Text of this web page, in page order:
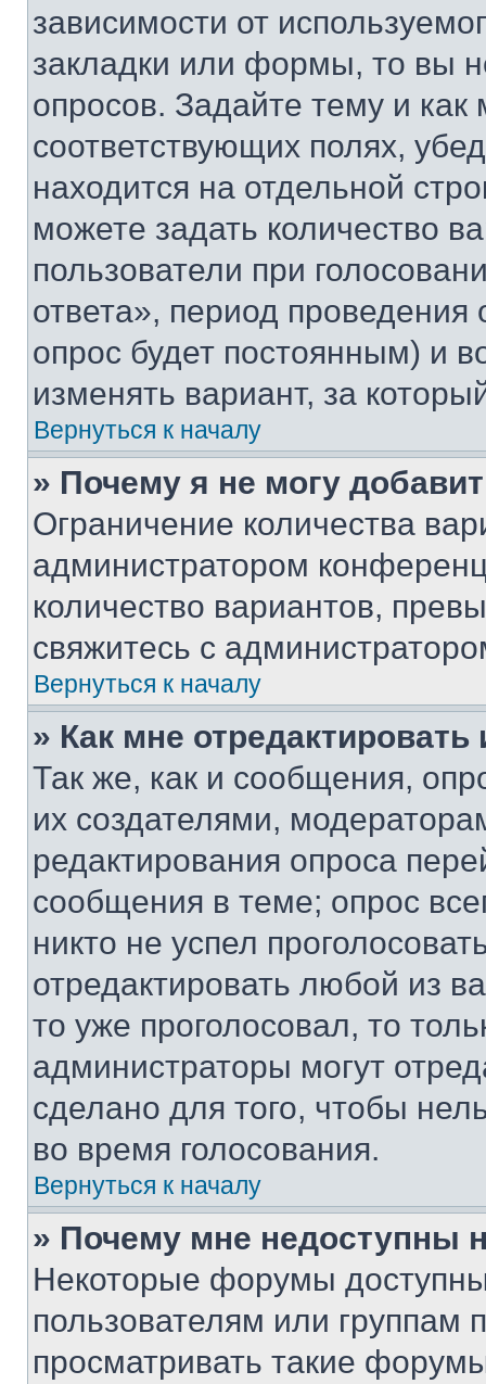
зависимости от
закладки или формы, то вы
опросов. Задайте тему и
соответствующих полях,
находится на отдельной
можете задать количество
пользователи при
ответа», период проведения
опрос будет постоянным) и
изменять вариант, за
Вернуться к началу
» Почему я не могу
Ограничение количества
администратором
количество вариантов,
свяжитесь с
Вернуться к началу
» Как мне
Так же, как и сообщения,
их создателями,
редактирования опроса
сообщения в теме; опрос
никто не успел
отредактировать любой из
то уже проголосовал, то
администраторы могут
сделано для того, чтобы
во время голосования.
Вернуться к началу
» Почему мне недоступны
Некоторые форумы
пользователям или группам
просматривать такие